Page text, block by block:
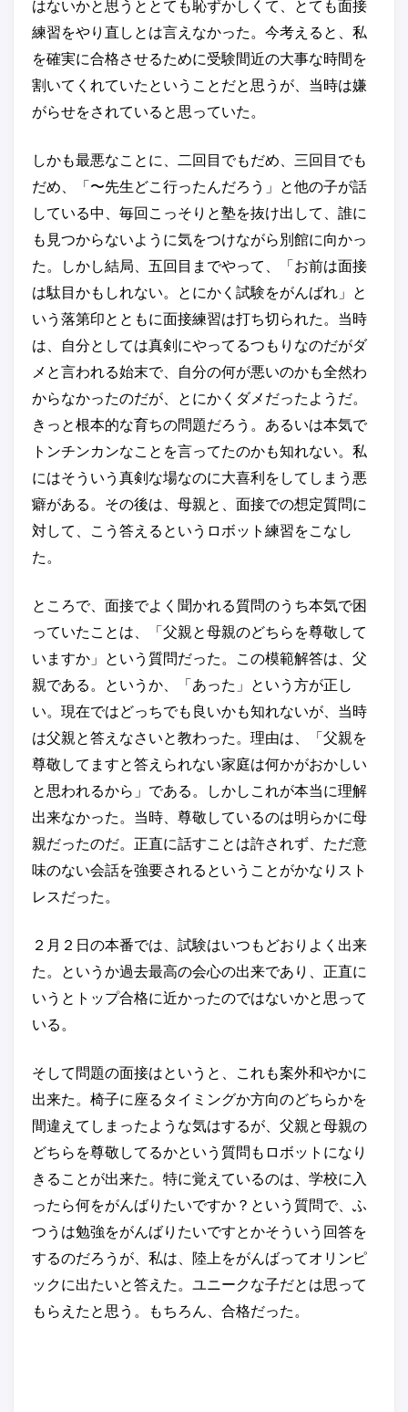
はないかと思うととても恥ずかしくて、とても面接
練習をやり直しとは言えなかった。今考えると、私
を確実に合格させるために受験間近の大事な時間を
割いてくれていたということだと思うが、当時は嫌
がらせをされていると思っていた。
しかも最悪なことに、二回目でもだめ、三回目でも
だめ、「〜先生どこ行ったんだろう」と他の子が話
している中、毎回こっそりと塾を抜け出して、誰に
も見つからないように気をつけながら別館に向かっ
た。しかし結局、五回目までやって、「お前は面接
は駄目かもしれない。とにかく試験をがんばれ」と
いう落第印とともに面接練習は打ち切られた。当時
は、自分としては真剣にやってるつもりなのだがダ
メと言われる始末で、自分の何が悪いのかも全然わ
からなかったのだが、とにかくダメだったようだ。
きっと根本的な育ちの問題だろう。あるいは本気で
トンチンカンなことを言ってたのかも知れない。私
にはそういう真剣な場なのに大喜利をしてしまう悪
癖がある。その後は、母親と、面接での想定質問に
対して、こう答えるというロボット練習をこなし
た。
ところで、面接でよく聞かれる質問のうち本気で困
っていたことは、「父親と母親のどちらを尊敬して
いますか」という質問だった。この模範解答は、父
親である。というか、「あった」という方が正し
い。現在ではどっちでも良いかも知れないが、当時
は父親と答えなさいと教わった。理由は、「父親を
尊敬してますと答えられない家庭は何かがおかしい
と思われるから」である。しかしこれが本当に理解
出来なかった。当時、尊敬しているのは明らかに母
親だったのだ。正直に話すことは許されず、ただ意
味のない会話を強要されるということがかなりスト
レスだった。
２月２日の本番では、試験はいつもどおりよく出来
た。というか過去最高の会心の出来であり、正直に
いうとトップ合格に近かったのではないかと思って
いる。
そして問題の面接はというと、これも案外和やかに
出来た。椅子に座るタイミングか方向のどちらかを
間違えてしまったような気はするが、父親と母親の
どちらを尊敬してるかという質問もロボットになり
きることが出来た。特に覚えているのは、学校に入
ったら何をがんばりたいですか？という質問で、ふ
つうは勉強をがんばりたいですとかそういう回答を
するのだろうが、私は、陸上をがんばってオリンピ
ックに出たいと答えた。ユニークな子だとは思って
もらえたと思う。もちろん、合格だった。